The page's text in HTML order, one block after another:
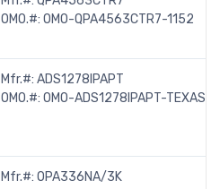
OMO.#: OMO-QPA4563CTR7-1152
Mfr.#: ADS1278IPAPT
OMO.#: OMO-ADS1278IPAPT-TEXAS-
Mfr.#: OPA336NA/3K